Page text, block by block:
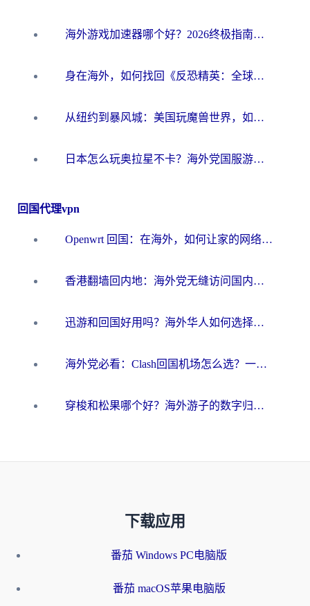
海外游戏加速器哪个好？2026终极指南帮你畅玩国服+解决卡顿难题
身在海外，如何找回《反恐精英：全球攻势》国服的丝滑手感？一份给你的终极指南
从纽约到暴风城：美国玩魔兽世界，如何找到你的最佳网络航线
日本怎么玩奥拉星不卡？海外党国服游戏加速器选择全攻略
回国代理vpn
Openwrt 回国：在海外，如何让家的网络触手可及
香港翻墙回内地：海外党无缝访问国内资源的加速器选择全攻略
迅游和回国好用吗？海外华人如何选择靠谱的回国加速器
海外党必看：Clash回国机场怎么选？一篇搞定无缝访问国内资源的全攻略
穿梭和松果哪个好？海外游子的数字归乡路，到底该怎么选
下载应用
番茄 Windows PC电脑版
番茄 macOS苹果电脑版